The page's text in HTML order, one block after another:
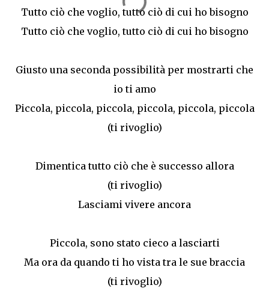
Tutto ciò che voglio, tutto ciò di cui ho bisogno
Tutto ciò che voglio, tutto ciò di cui ho bisogno
Giusto una seconda possibilità per mostrarti che
io ti amo
Piccola, piccola, piccola, piccola, piccola, piccola
(ti rivoglio)
Dimentica tutto ciò che è successo allora
(ti rivoglio)
Lasciami vivere ancora
Piccola, sono stato cieco a lasciarti
Ma ora da quando ti ho vista tra le sue braccia
(ti rivoglio)